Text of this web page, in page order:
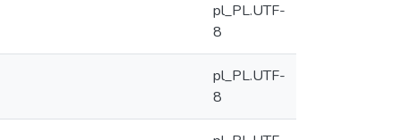
pl_PL.UTF-
8
pl_PL.UTF-
8